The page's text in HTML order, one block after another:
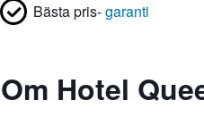
Bästa pris-garanti
Om Hotel